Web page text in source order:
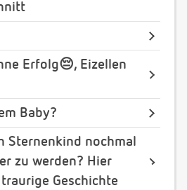
Erfolg😔, Eizellen
Baby?
Sternenkind nochmal
zu werden? Hier
Geschichte